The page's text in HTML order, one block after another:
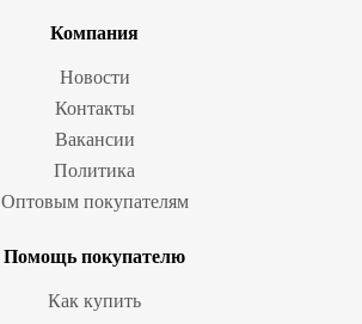
Компания
Новости
Контакты
Вакансии
Политика
Оптовым покупателям
Помощь покупателю
Как купить